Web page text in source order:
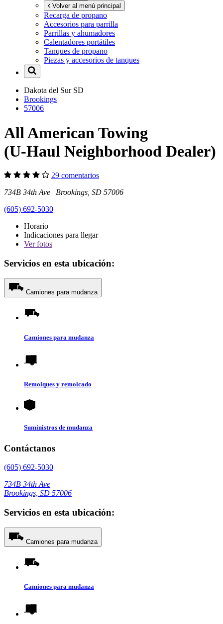
Volver al menú principal
Recarga de propano
Accesorios para parrilla
Parrillas y ahumadores
Calentadores portátiles
Tanques de propano
Piezas y accesorios de tanques
Dakota del Sur SD
Brookings
57006
All American Towing
(U-Haul Neighborhood Dealer)
29 comentarios
734B 34th Ave Brookings, SD 57006
(605) 692-5030
Horario
Indicaciones para llegar
Verfotos
Servicios en esta ubicación:
Camiones para mudanza
Camiones para mudanza
Remolques y remolcado
Suministros de mudanza
Contáctanos
(605) 692-5030
734B 34th Ave
Brookings, SD 57006
Servicios en esta ubicación:
Camiones para mudanza
Camiones para mudanza